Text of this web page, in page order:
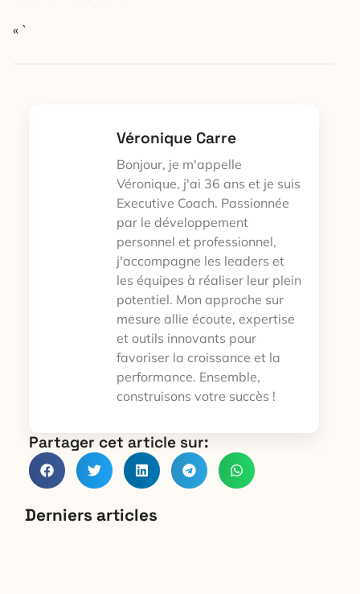
« `
Véronique Carre
Bonjour, je m'appelle
Véronique, j'ai 36 ans et je suis
Executive Coach. Passionnée
par le développement
personnel et professionnel,
j'accompagne les leaders et
les équipes à réaliser leur plein
potentiel. Mon approche sur
mesure allie écoute, expertise
et outils innovants pour
favoriser la croissance et la
performance. Ensemble,
construisons votre succès !
Partager cet article sur:
Derniers articles